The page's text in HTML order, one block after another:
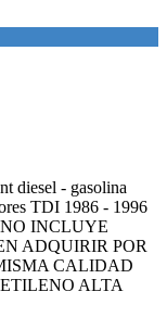
diesel - gasolina
TDI 1986 - 1996
NO INCLUYE
ADQUIRIR POR
CALIDAD
ALTA